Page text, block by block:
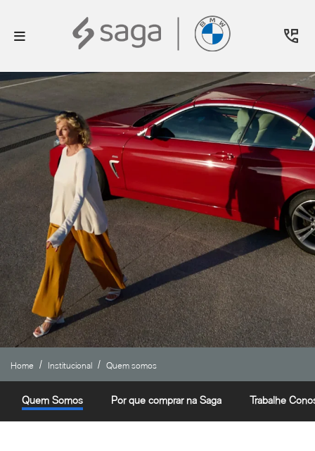
Home Institucional Quem somos
Quem Somos Por que comprar na Saga Trabalhe